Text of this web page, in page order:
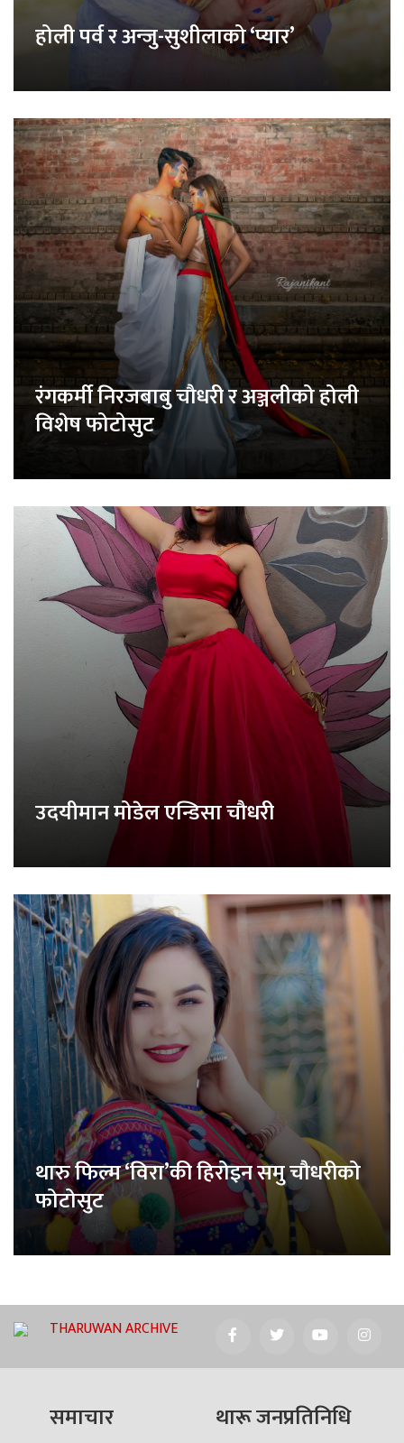
होली पर्व र अन्जु-सुशीलाको ‘प्यार’
रंगकर्मी निरजबाबु चौधरी र अञ्जलीको होली
विशेष फोटोसुट
उदयीमान मोडेल एन्डिसा चौधरी
थारु फिल्म ‘विरा’की हिरोइन समु चौधरीको
फोटोसुट
THARUWAN ARCHIVE
समाचार थारू जनप्रतिनिधि